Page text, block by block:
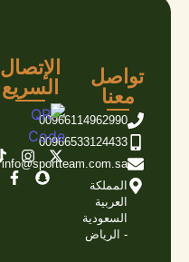
تواصل
معنا
00966114962990
00966533124433
info@sportteam.com.sa
المملكة
العربية
السعودية
- الرياض
الإتصال
السريع